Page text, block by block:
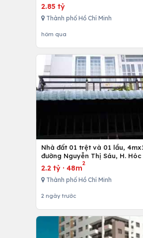
2.85 tỷ
Thành phố Hồ Chí Minh
hôm qua
Nhà đất 01 trệt và 01 lầu, 4mx12m ở
đường Nguyễn Thị Sáu, H. Hóc
Hồ Chí Minh
2.2 tỷ · 48m
2
Thành phố Hồ Chí Minh
2 ngày trước